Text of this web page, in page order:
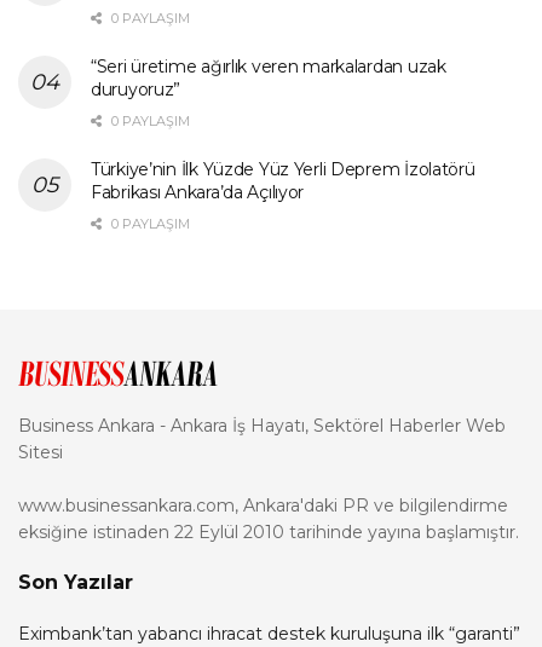
0 PAYLAŞIM
“Seri üretime ağırlık veren markalardan uzak
duruyoruz”
0 PAYLAŞIM
Türkiye’nin İlk Yüzde Yüz Yerli Deprem İzolatörü
Fabrikası Ankara’da Açılıyor
0 PAYLAŞIM
Business Ankara - Ankara İş Hayatı, Sektörel Haberler Web
Sitesi
www.businessankara.com, Ankara'daki PR ve bilgilendirme
eksiğine istinaden 22 Eylül 2010 tarihinde yayına başlamıştır.
Son Yazılar
Eximbank’tan yabancı ihracat destek kuruluşuna ilk “garanti”